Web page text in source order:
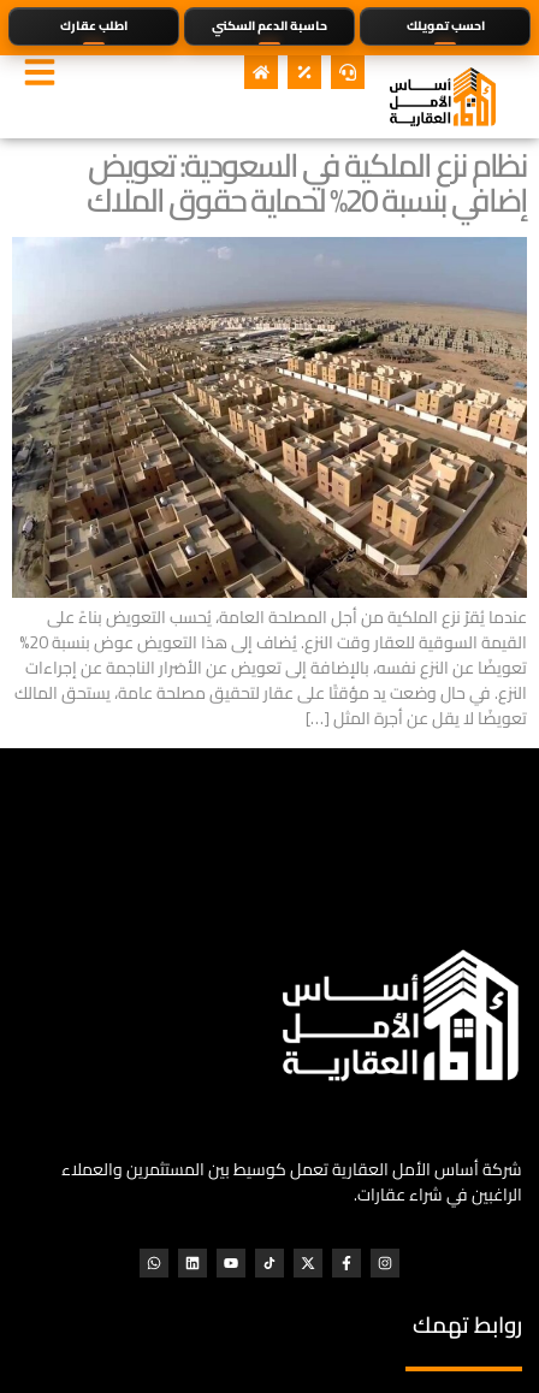
احسب تمويلك حاسبة الدعم السكني اطلب عقارك
نظام نزع الملكية في السعودية: تعويض
إضافي بنسبة 20% لحماية حقوق الملاك
عندما يُقرّ نزع الملكية من أجل المصلحة العامة، يُحسب التعويض بناءً على
القيمة السوقية للعقار وقت النزع. يُضاف إلى هذا التعويض عوض بنسبة 20%
تعويضًا عن النزع نفسه، بالإضافة إلى تعويض عن الأضرار الناجمة عن إجراءات
النزع. في حال وضعت يد مؤقتًا على عقار لتحقيق مصلحة عامة، يستحق المالك
تعويضًا لا يقل عن أجرة المثل […]
شركة أساس الأمل العقارية تعمل كوسيط بين المستثمرين والعملاء
الراغبين في شراء عقارات.
روابط تهمك